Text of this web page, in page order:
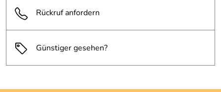
Rückruf anfordern
Günstiger gesehen?